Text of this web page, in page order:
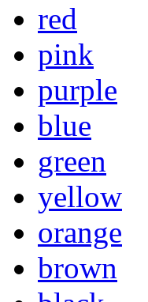
red
pink
purple
blue
green
yellow
orange
brown